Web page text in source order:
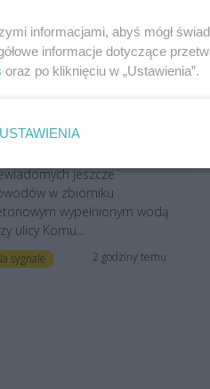
chłopców topiła się
niepełnoletnich
jeszcze
w zbiorniku
wypełnionym wodą
ulicy Komu...
sygnale 2 godziny temu
informacjami, abyś mógł
informacje dotyczące
oraz po kliknięciu w „Ustawienia”.
USTAWIENIA